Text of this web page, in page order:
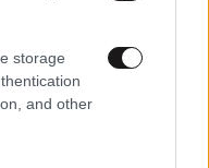
storage
and other